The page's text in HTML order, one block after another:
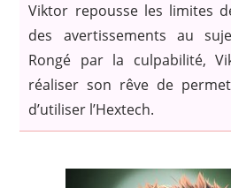
Viktor repousse les limites
des avertissements au
Rongé par la culpabilité,
réaliser son rêve de
d’utiliser l’Hextech.